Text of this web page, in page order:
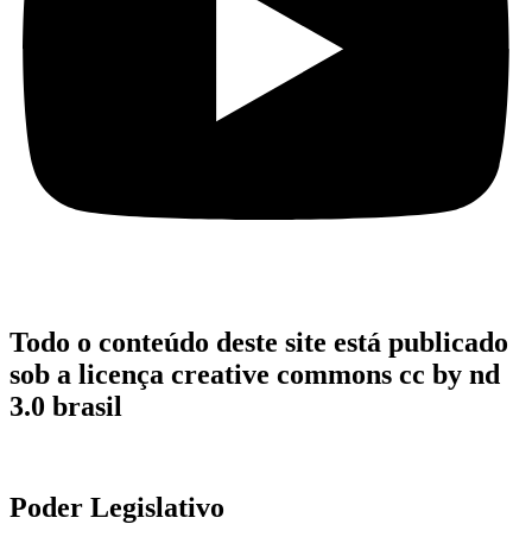
Todo o conteúdo deste site está publicado
sob a licença creative commons cc by nd
3.0 brasil
Poder Legislativo